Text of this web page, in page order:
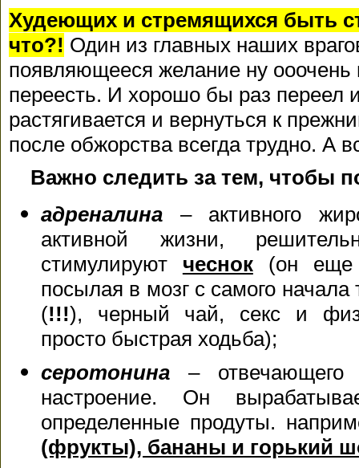
Худеющих и стремящихся быть
что?! Один из главных наших
появляющееся желание ну ооочень
переесть. И хорошо бы раз переел
растягивается и вернуться к
после обжорства всегда трудно. А
Важно следить за тем, чтобы
адреналина – активного
активной жизни,
стимулируют чеснок(он еще
посылая в мозг с самого начала
(!!!), черный чай, секс и
просто быстрая ходьба);
серотонина–
настроение. Он
определенные продуты.
(фрукты), бананы и горький